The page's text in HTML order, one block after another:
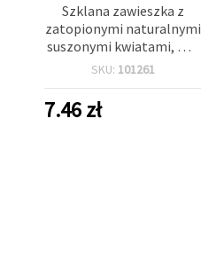
Szklana zawieszka z
zatopionymi naturalnymi
suszonymi kwiatami, mix
kolorów, 28x20 mm — do
SKU: 101261
7.46zł